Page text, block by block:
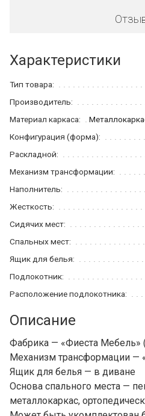
Характеристики
Тип товара:
Производитель:
Материал каркаса:
Конфигурация (форма):
Раскладной:
Механизм трансформации:
Наполнитель:
Жесткость:
Сидячих мест:
Спальных мест:
Ящик для белья:
Подлокотник:
Расположение подлокотника:
Описание
Фабрика — «Фиеста Мебель»
Механизм трансформации —
Ящик для белья — в диване
Основа спального места —
металлокаркас,